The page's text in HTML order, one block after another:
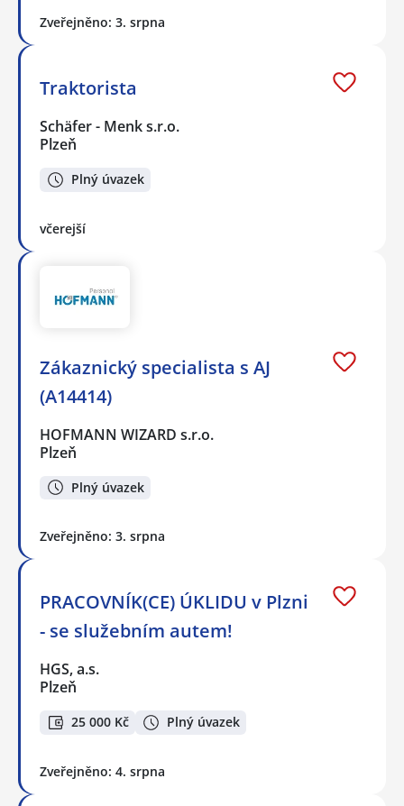
Zveřejněno: 3. srpna
Traktorista
Schäfer - Menk s.r.o.
Plzeň
Plný úvazek
včerejší
Zákaznický specialista s AJ
(A14414)
HOFMANN WIZARD s.r.o.
Plzeň
Plný úvazek
Zveřejněno: 3. srpna
PRACOVNÍK(CE) ÚKLIDU v Plzni
- se služebním autem!
HGS, a.s.
Plzeň
25 000 Kč Plný úvazek
Zveřejněno: 4. srpna